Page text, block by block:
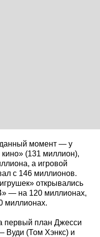
данный момент — у
(131 миллион),
а игровой
с 146 миллионов.
открывались
— на 120 миллионах,
миллионах.
первый план Джесси
Вуди (Том Хэнкс) и